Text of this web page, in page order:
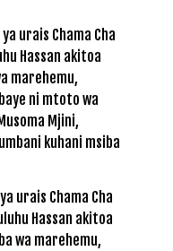
urais Chama Cha
Hassan akitoa
wa marehemu,